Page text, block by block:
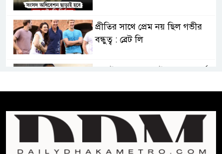
প্রীতির সাথে প্রেম নয় ছিল গভীর
বন্ধুত্ব : ব্রেট লি
জুলাই সনদ ও জুলাই যোদ্ধা সংবর্ধনা
আমরা যদি বলি জুলাই কার, তাহলে
তো জুলাই কারওই থাকবে না:
স্বরাষ্ট্রমন্ত্রী